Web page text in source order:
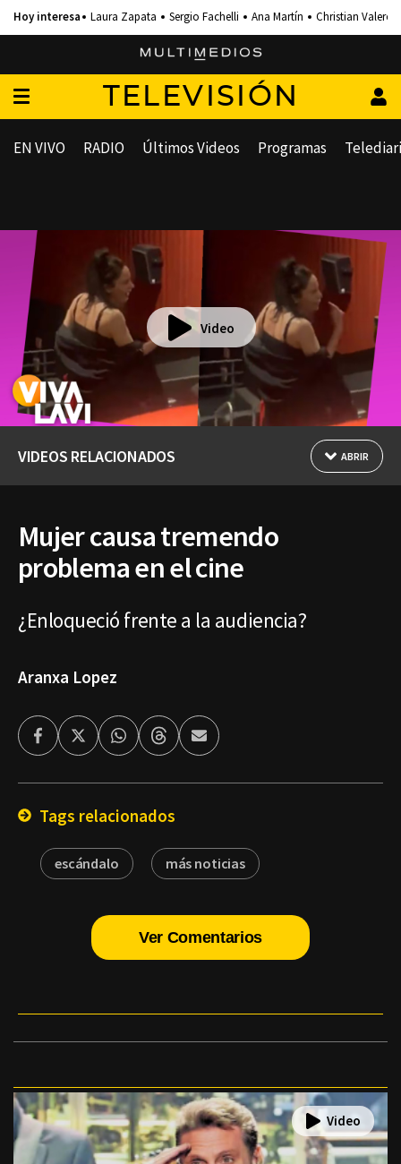
Laura Zapata Sergio Fachelli Ana Martín Christian Valero
TELEVISIÓN
EN VIVO RADIO Últimos Videos Programas
Video
VIDEOS RELACIONADOS ABRIR
Mujer causa tremendo
problema en el cine
¿Enloqueció frente a la audiencia?
Aranxa Lopez
FacebookTwitterWhatsappThreadsEnviar
por
Tags relacionados
escándalo más noticias
Ver Comentarios